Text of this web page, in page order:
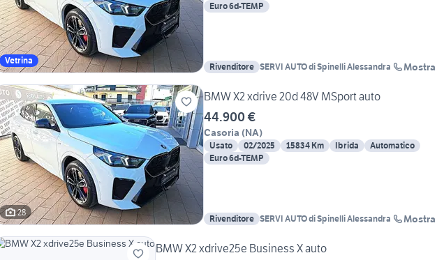
Vetrina
Euro 6d-TEMP
Rivenditore SERVI AUTO di Spinelli Alessandra
28
BMW X2 xdrive 20d 48V MSport auto
44.900 €
Casoria (NA)
Usato 02/2025 15834 Km Ibrida
Automatico
Euro 6d-TEMP
Rivenditore SERVI AUTO di Spinelli Alessandra
BMW X2 xdrive25e Business X auto